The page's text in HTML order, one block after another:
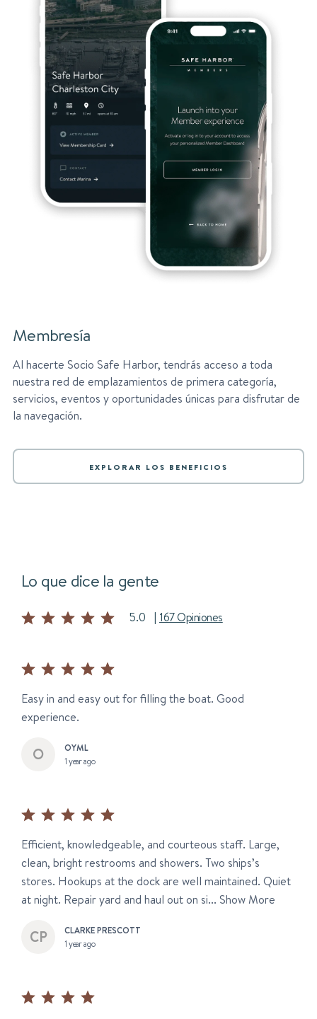
Membresía
Al hacerte Socio Safe Harbor, tendrás acceso a toda
nuestra red de emplazamientos de primera categoría,
servicios, eventos y oportunidades únicas para disfrutar de
la navegación.
EXPLORAR LOS BENEFICIOS
Lo que dice la gente
5.0 | 167 Opiniones
Easy in and easy out for filling the boat. Good
experience.
OYML
1 year ago
Efficient, knowledgeable, and courteous staff. Large,
clean, bright restrooms and showers. Two ships’s
stores. Hookups at the dock are well maintained. Quiet
at night. Repair yard and haul out on si... Show More
CLARKE PRESCOTT
1 year ago